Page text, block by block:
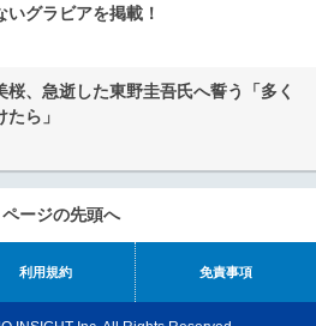
いグラビアを掲載！
桜、急逝した東野圭吾氏へ誓う「多く
ら」
ページの先頭へ
利用規約 免責事項